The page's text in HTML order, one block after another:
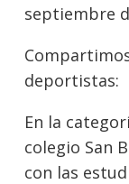
septiembre
deportistas:
En la
colegio San
con las